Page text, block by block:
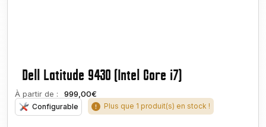
Dell Latitude 9430 (Intel Core i7)
À partir de : 999,00€
Configurable Plus que 1 produit(s) en stock !